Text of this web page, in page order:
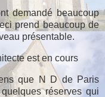
demandé beaucoup
prend beaucoup de
présentable.
est en cours
que N D de Paris
réserves qui